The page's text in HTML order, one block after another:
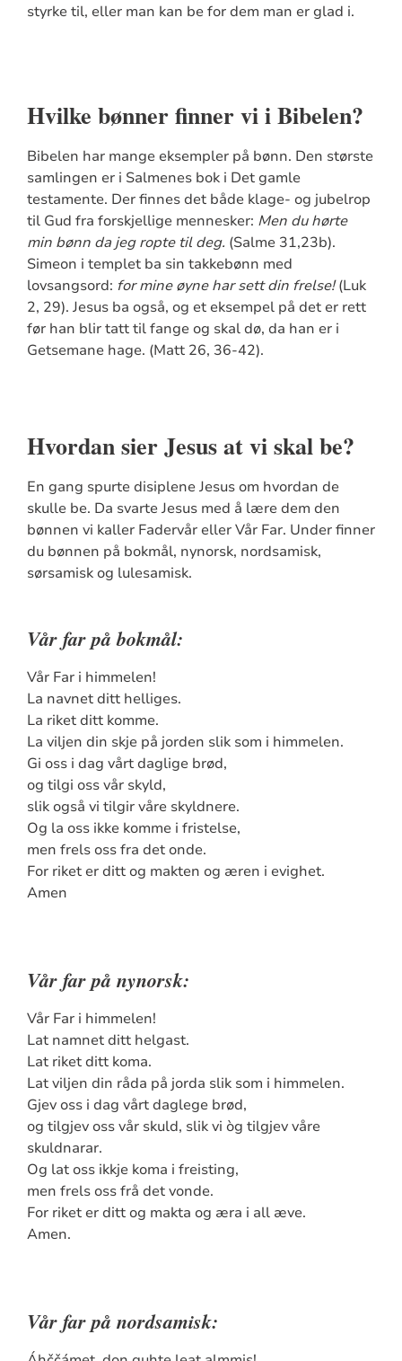
styrke til, eller man kan be for dem man er glad i.
Hvilke bønner finner vi i Bibelen?
Bibelen har mange eksempler på bønn. Den største
samlingen er i Salmenes bok i Det gamle
testamente. Der finnes det både klage- og jubelrop
til Gud fra forskjellige mennesker: Men du hørte
min bønn da jeg ropte til deg. (Salme 31,23b).
Simeon i templet ba sin takkebønn med
lovsangsord: for mine øyne har sett din frelse!(Luk
2, 29). Jesus ba også, og et eksempel på det er rett
før han blir tatt til fange og skal dø, da han er i
Getsemane hage. (Matt 26, 36-42).
Hvordan sier Jesus at vi skal be?
En gang spurte disiplene Jesus om hvordan de
skulle be. Da svarte Jesus med å lære dem den
bønnen vi kaller Fadervår eller Vår Far. Under finner
du bønnen på bokmål, nynorsk, nordsamisk,
sørsamisk og lulesamisk.
Vår far på bokmål:
Vår Far i himmelen!
La navnet ditt helliges.
La riket ditt komme.
La viljen din skje på jorden slik som i himmelen.
Gi oss i dag vårt daglige brød,
og tilgi oss vår skyld,
slik også vi tilgir våre skyldnere.
Og la oss ikke komme i fristelse,
men frels oss fra det onde.
For riket er ditt og makten og æren i evighet.
Amen
Vår far på nynorsk:
Vår Far i himmelen!
Lat namnet ditt helgast.
Lat riket ditt koma.
Lat viljen din råda på jorda slik som i himmelen.
Gjev oss i dag vårt daglege brød,
og tilgjev oss vår skuld, slik vi òg tilgjev våre
skuldnarar.
Og lat oss ikkje koma i freisting,
men frels oss frå det vonde.
For riket er ditt og makta og æra i all æve.
Amen.
Vår far på nordsamisk: